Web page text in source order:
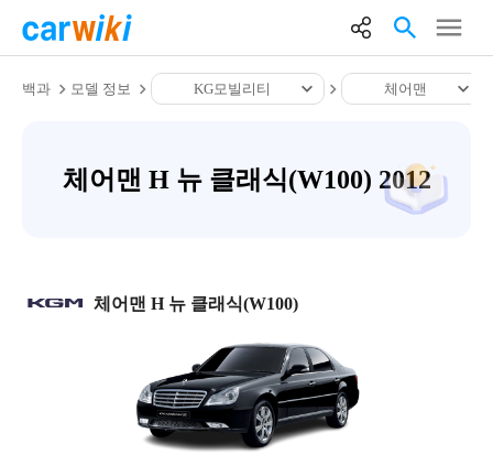
백과 모델 정보 KG모빌리티 체어맨
체어맨 H 뉴 클래식(W100) 2012
체어맨 H 뉴 클래식(W100)